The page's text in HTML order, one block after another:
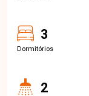
3
Dormitórios
2